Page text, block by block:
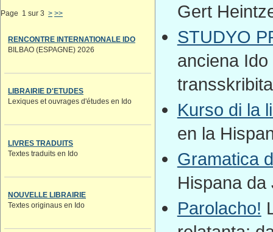
Page 1 sur 3 > >>
RENCONTRE INTERNATIONALE IDO
BILBAO (ESPAGNE) 2026
LIBRAIRIE D'ETUDES
Lexiques et ouvrages d'études en Ido
LIVRES TRADUITS
Textes traduits en Ido
NOUVELLE LIBRAIRIE
Textes originaus en Ido
Gert
STUDYO
anciena
Kurso di la
en la
Gramatica
Hispana da
Parolacho!